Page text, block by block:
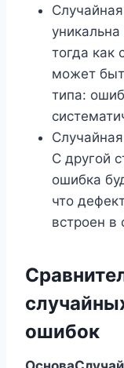
тогда как
может
типа:
С другой
ошибка
что
встроен в
ошибок